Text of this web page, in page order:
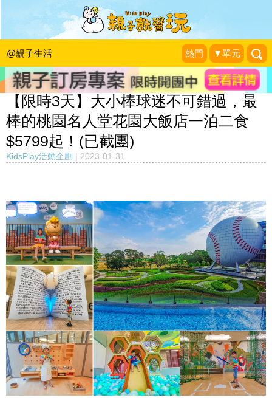
@親子生活 熱門 ▼單元
【限時3天】大小棒球迷不可錯過，最
棒的桃園名人堂花園大飯店一泊二食
$5799起！(已截團)
KidsPlay活動企劃 2023-01-31